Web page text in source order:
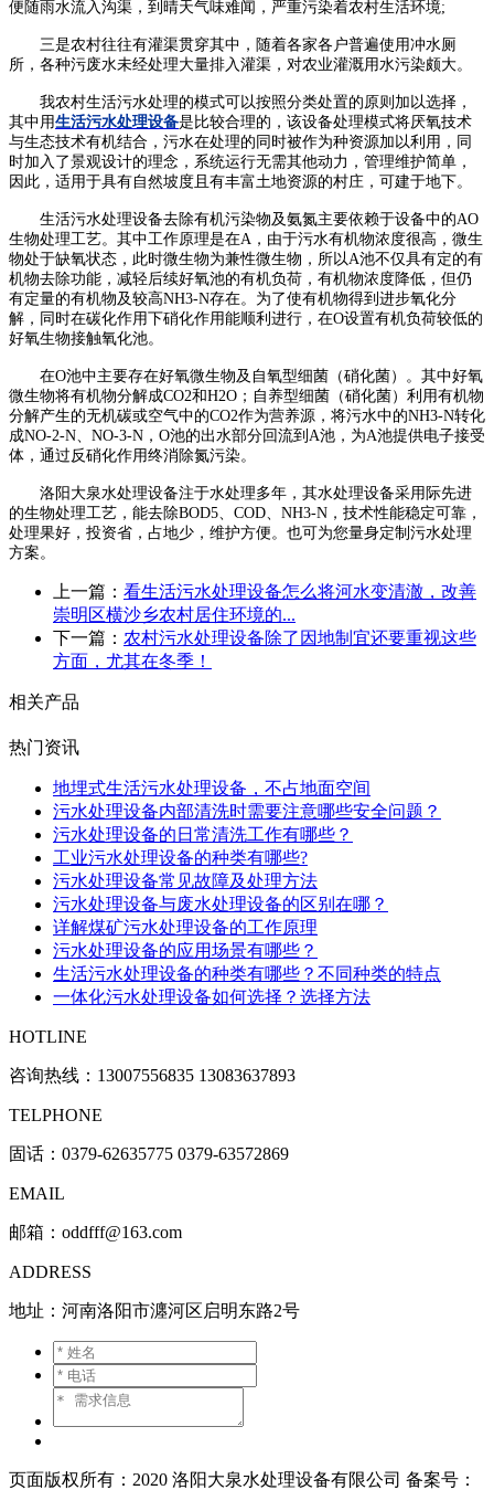
便随雨水流入沟渠，到晴天气味难闻，严重污染着农村生活环境;
三是农村往往有灌渠贯穿其中，随着各家各户普遍使用冲水厕
所，各种污废水未经处理大量排入灌渠，对农业灌溉用水污染颇大。
我农村生活污水处理的模式可以按照分类处置的原则加以选择，
其中用生活污水处理设备是比较合理的，该设备处理模式将厌氧技术
与生态技术有机结合，污水在处理的同时被作为种资源加以利用，同
时加入了景观设计的理念，系统运行无需其他动力，管理维护简单，
因此，适用于具有自然坡度且有丰富土地资源的村庄，可建于地下。
生活污水处理设备去除有机污染物及氨氮主要依赖于设备中的AO
生物处理工艺。其中工作原理是在A，由于污水有机物浓度很高，微生
物处于缺氧状态，此时微生物为兼性微生物，所以A池不仅具有定的有
机物去除功能，减轻后续好氧池的有机负荷，有机物浓度降低，但仍
有定量的有机物及较高NH3-N存在。为了使有机物得到进步氧化分
解，同时在碳化作用下硝化作用能顺利进行，在O设置有机负荷较低的
好氧生物接触氧化池。
在O池中主要存在好氧微生物及自氧型细菌（硝化菌）。其中好氧
微生物将有机物分解成CO2和H2O；自养型细菌（硝化菌）利用有机物
分解产生的无机碳或空气中的CO2作为营养源，将污水中的NH3-N转化
成NO-2-N、NO-3-N，O池的出水部分回流到A池，为A池提供电子接受
体，通过反硝化作用终消除氮污染。
洛阳大泉水处理设备注于水处理多年，其水处理设备采用际先进
的生物处理工艺，能去除BOD5、COD、NH3-N，技术性能稳定可靠，
处理果好，投资省，占地少，维护方便。也可为您量身定制污水处理
方案。
上一篇： 看生活污水处理设备怎么将河水变清澈，改善
崇明区横沙乡农村居住环境的...
下一篇： 农村污水处理设备除了因地制宜还要重视这些
方面，尤其在冬季！
相关产品
热门资讯
地埋式生活污水处理设备，不占地面空间
污水处理设备内部清洗时需要注意哪些安全问题？
污水处理设备的日常清洗工作有哪些？
工业污水处理设备的种类有哪些?
污水处理设备常见故障及处理方法
污水处理设备与废水处理设备的区别在哪？
详解煤矿污水处理设备的工作原理
污水处理设备的应用场景有哪些？
生活污水处理设备的种类有哪些？不同种类的特点
一体化污水处理设备如何选择？选择方法
HOTLINE
咨询热线： 13007556835 13083637893
TELPHONE
固话：0379-62635775 0379-63572869
EMAIL
邮箱：oddfff@163.com
ADDRESS
地址：河南洛阳市瀍河区启明东路2号
页面版权所有：2020 洛阳大泉水处理设备有限公司 备案号：